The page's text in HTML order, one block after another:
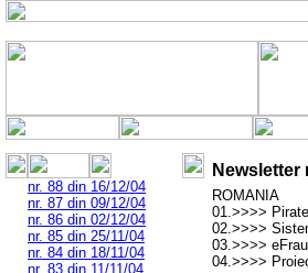
nr. 88 din 16/12/04
nr. 87 din 09/12/04
nr. 86 din 02/12/04
nr. 85 din 25/11/04
nr. 84 din 18/11/04
nr. 83 din 11/11/04
Newsletter
ROMANIA
01.>>>>
02.>>>>
03.>>>>
04.>>>>